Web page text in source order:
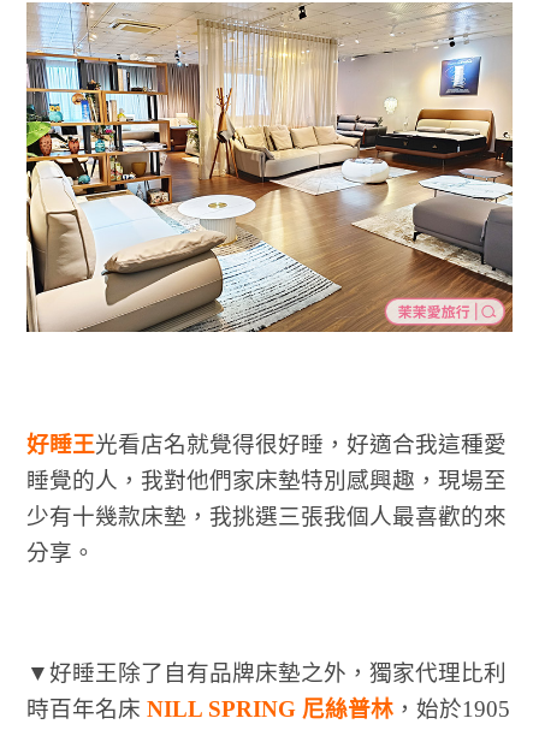
好睡王光看店名就覺得很好睡，好適合我這種愛
睡覺的人，我對他們家床墊特別感興趣，現場至
少有十幾款床墊，我挑選三張我個人最喜歡的來
分享。
▼好睡王除了自有品牌床墊之外，獨家代理比利
時百年名床 NILL SPRING 尼絲普林，始於1905